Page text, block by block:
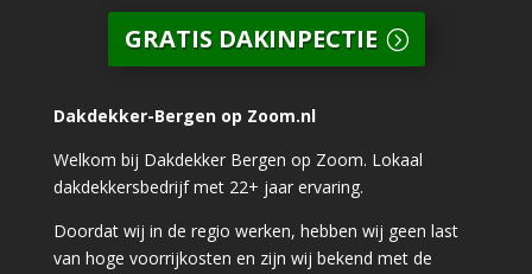
GRATIS DAKINPECTIE
Dakdekker-Bergen op Zoom.nl
Welkom bij Dakdekker Bergen op Zoom. Lokaal
dakdekkersbedrijf met 22+ jaar ervaring.
Doordat wij in de regio werken, hebben wij geen last
van hoge voorrijkosten en zijn wij bekend met de